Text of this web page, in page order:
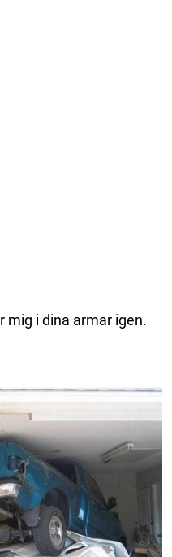
mig i dina armar igen.